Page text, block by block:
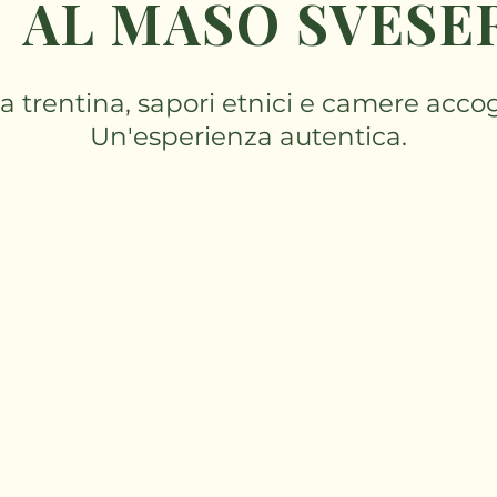
AL MASO
trentina, sapori etnici e camere
Un'esperienza autentica.